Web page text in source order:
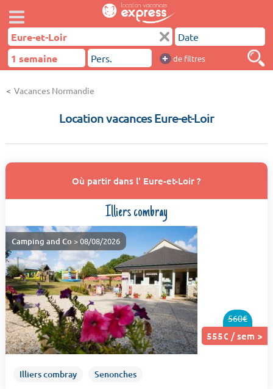
+ de filtres
Vacances Normandie
Location vacances Eure-et-Loir
Où partir dans l' Eure-et-Loir ?
Illiers combray
560€
555€ / sem >
Camping and Co> 08/08/2026
Illiers combray Senonches